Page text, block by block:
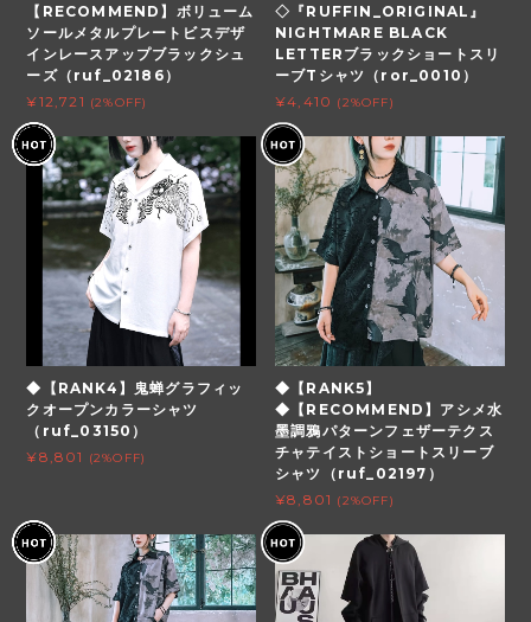
【RECOMMEND】ボリューム
ソールメタルプレートビスデザ
インレースアップブラックシュ
ーズ（ruf_02186）
¥12,721 (2%OFF)
◇『RUFFIN_ORIGINAL』
NIGHTMARE BLACK
LETTERブラックショートスリ
ーブTシャツ（ror_0010）
¥4,410 (2%OFF)
◆【RANK4】鬼蝉グラフィッ
クオープンカラーシャツ
（ruf_03150）
¥8,801
(2%OFF)
◆【RANK5】
◆【RECOMMEND】アシメ水
墨調鴉パターンフェザーテクス
チャテイストショートスリーブ
シャツ（ruf_02197）
¥8,801 (2%OFF)